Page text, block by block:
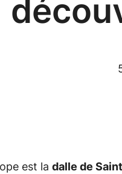
est la dalle de